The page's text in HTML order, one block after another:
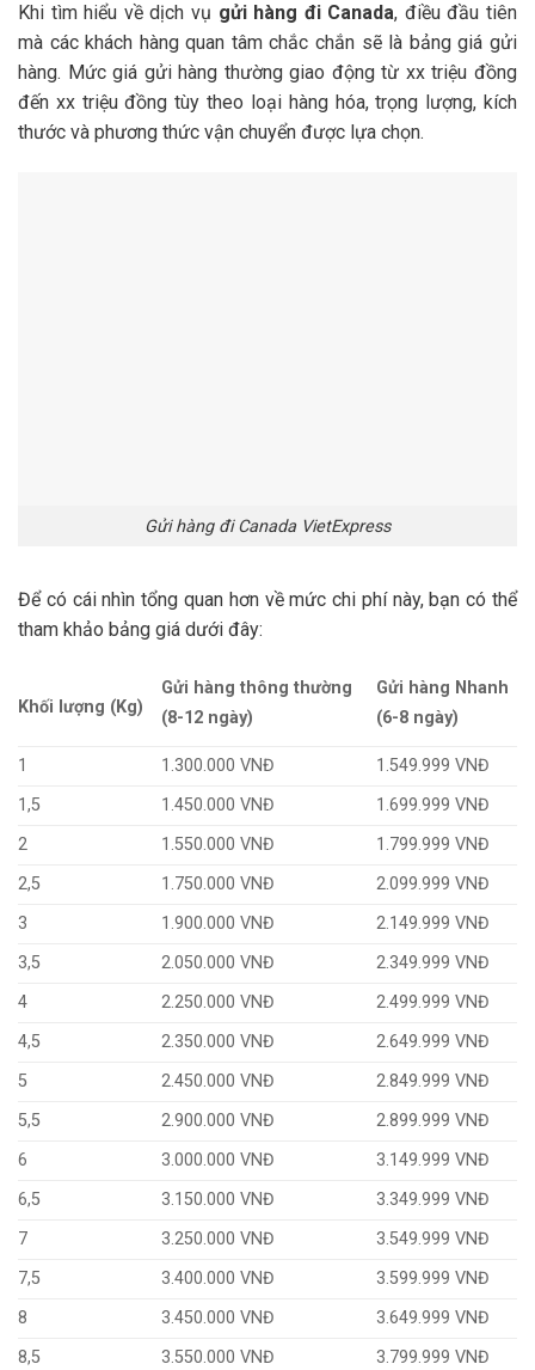
Khi tìm hiểu về dịch vụ gửi hàng đi Canada, điều đầu tiên
mà các khách hàng quan tâm chắc chắn sẽ là bảng giá gửi
hàng. Mức giá gửi hàng thường giao động từ xx triệu đồng
đến xx triệu đồng tùy theo loại hàng hóa, trọng lượng, kích
thước và phương thức vận chuyển được lựa chọn.
Gửi hàng đi Canada VietExpress
Để có cái nhìn tổng quan hơn về mức chi phí này, bạn có thể
tham khảo bảng giá dưới đây:
Khối lượng (Kg)
Gửi hàng thông thường
(8-12 ngày)
Gửi hàng Nhanh
(6-8 ngày)
1 1.300.000 VNĐ
1.549.999 VNĐ
1,5
1.450.000 VNĐ
1.699.999 VNĐ
2
1.550.000 VNĐ
1.799.999 VNĐ
2,5
1.750.000 VNĐ
2.099.999 VNĐ
3
1.900.000 VNĐ
2.149.999 VNĐ
3,5
2.050.000 VNĐ
2.349.999 VNĐ
4
2.250.000 VNĐ
2.499.999 VNĐ
4,5
2.350.000 VNĐ
2.649.999 VNĐ
5
2.450.000 VNĐ
2.849.999 VNĐ
5,5
2.900.000 VNĐ
2.899.999 VNĐ
6
3.000.000 VNĐ
3.149.999 VNĐ
6,5
3.150.000 VNĐ
3.349.999 VNĐ
7
3.250.000 VNĐ
3.549.999 VNĐ
7,5
3.400.000 VNĐ
3.599.999 VNĐ
8
3.450.000 VNĐ
3.649.999 VNĐ
8,5
3.550.000 VNĐ
3.799.999 VNĐ